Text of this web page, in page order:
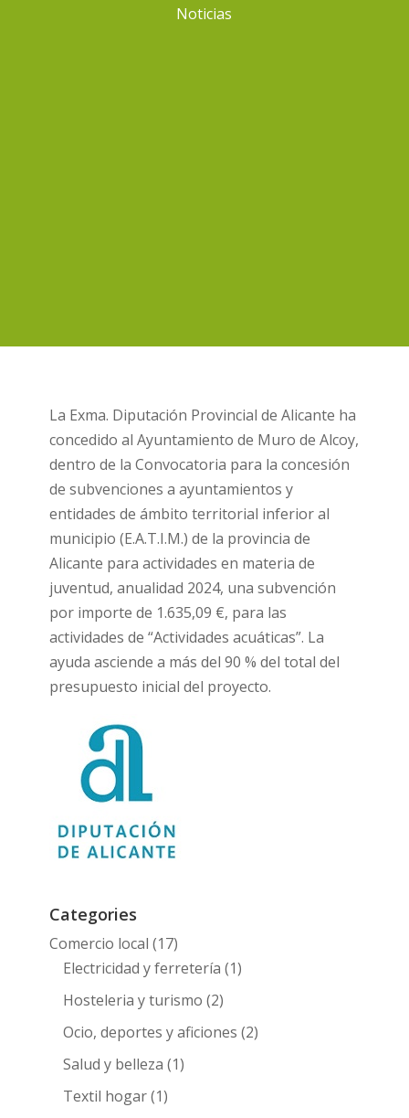
Noticias
La Exma. Diputación Provincial de Alicante ha
concedido al Ayuntamiento de Muro de Alcoy,
dentro de la Convocatoria para la concesión
de subvenciones a ayuntamientos y
entidades de ámbito territorial inferior al
municipio (E.A.T.I.M.) de la provincia de
Alicante para actividades en materia de
juventud, anualidad 2024, una subvención
por importe de 1.635,09 €, para las
actividades de “Actividades acuáticas”. La
ayuda asciende a más del 90 % del total del
presupuesto inicial del proyecto.
Categories
Comercio local (17)
Electricidad y ferretería (1)
Hosteleria y turismo (2)
Ocio, deportes y aficiones (2)
Salud y belleza (1)
Textil hogar(1)